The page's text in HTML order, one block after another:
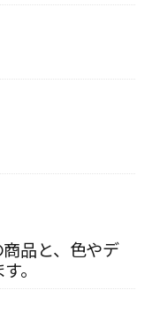
品と、色やデ
。